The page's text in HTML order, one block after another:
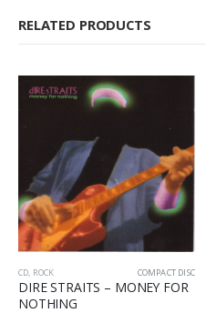
RELATED PRODUCTS
COMPACT DISC
CD, ROCK
DIRE STRAITS – MONEY FOR
NOTHING